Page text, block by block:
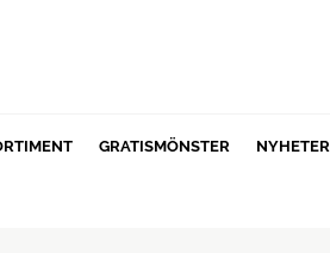
GRATISMÖNSTER NYHETER